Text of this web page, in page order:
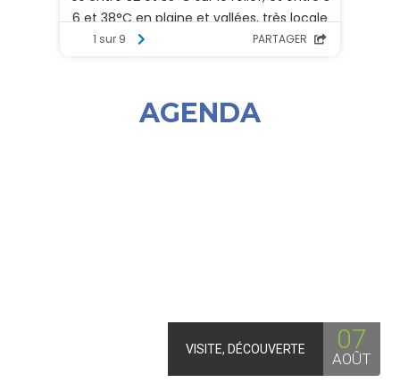
AGENDA
VISITE, DÉCOUVERTE 07
AOÛT